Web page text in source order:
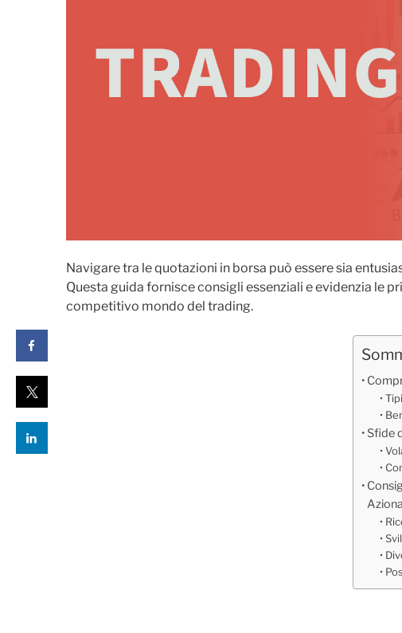
Navigare tra le quotazioni in borsa può essere sia
Questa guida fornisce consigli essenziali e evidenzia le
competitivo mondo del trading.
Sfide